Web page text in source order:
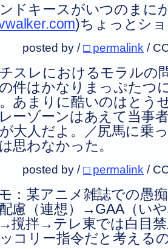
ドキースがいつのまに
)ちょっとシ
posted by /□ permalink /
スレにおけるモラルの
件はかなりまっぷたつ
あまりに酷いのはとう
ーゾーンはあえて当事
大人だよ。／尻馬に乗
思わなかった。
posted by /□ permalink /
：某アニメ雑誌での愚
慮（連想）→GAA（い
撹拌→テレ東では白目禁
コリー指令だと考える